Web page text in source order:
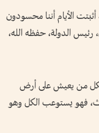
الأيام أننا محسودون
الدولة، حفظه الله،
لكل من يعيش على أرض
فهو يستوعب الكل وهو